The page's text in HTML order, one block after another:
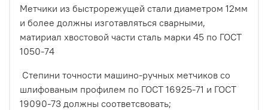
Метчики из быстрорежущей стали диаметром 12мм
и более должны изготавляться сварными,
матириал хвостовой части сталь марки 45 по ГОСТ
1050-74
Степини точности машино-ручных метчиков со
шлифованым профилем по ГОСТ 16925-71 и ГОСТ
19090-73 должны соответсвовать;